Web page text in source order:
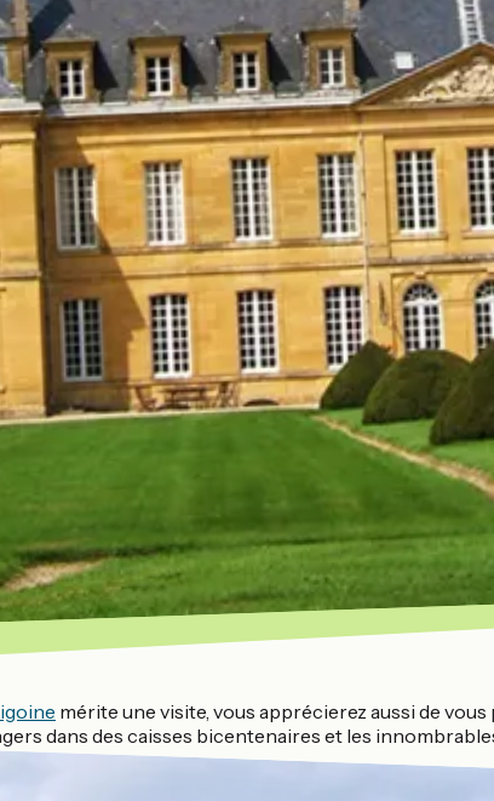
mérite une visite, vous apprécierez aussi de vous
dans des caisses bicentenaires et les